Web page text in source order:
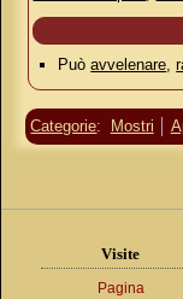
Puòavvelenare ,
Categorie: Mostri
Visite
Pagina